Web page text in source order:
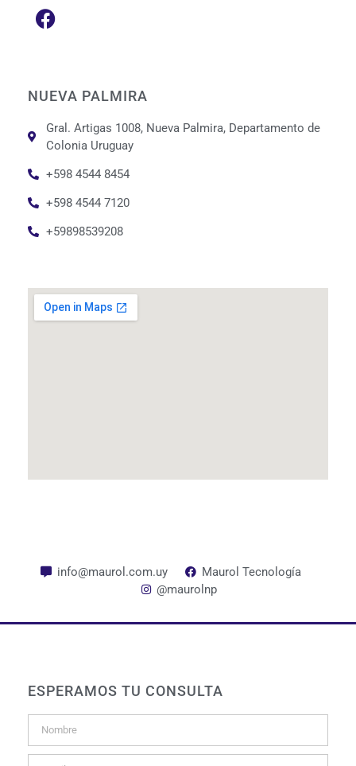
NUEVA PALMIRA
Gral. Artigas 1008, Nueva Palmira, Departamento de
Colonia Uruguay
+598 4544 8454
+598 4544 7120
+59898539208
info@maurol.com.uy
Maurol Tecnología
@maurolnp
ESPERAMOS TU CONSULTA